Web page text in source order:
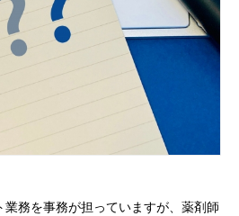
務を事務が担っていますが、薬剤師